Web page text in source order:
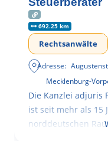
692.25 km
Rechtsanwälte
Adresse:
Mecklenburg-
Die Kanzlei adjuris
ist seit mehr als 15
norddeutschen